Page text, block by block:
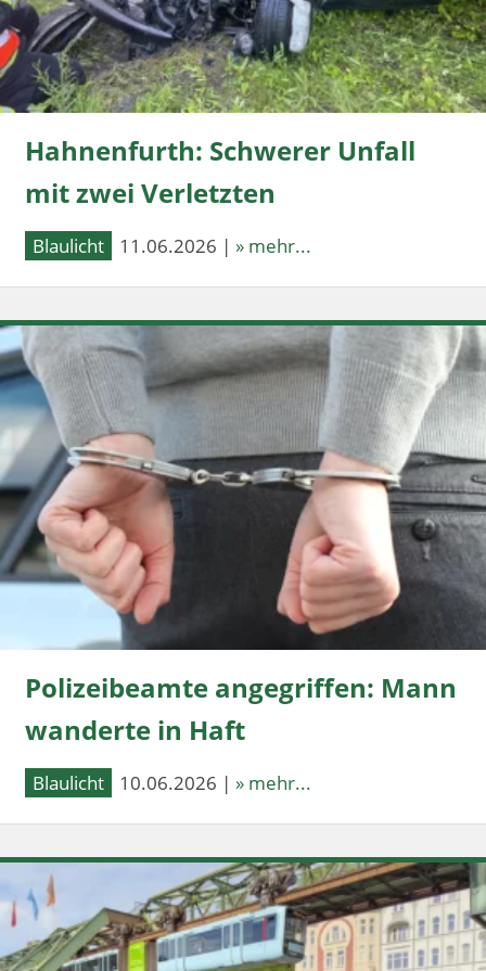
Hahnenfurth: Schwerer Unfall
mit zwei Verletzten
Blaulicht 11.06.2026 | » mehr...
Polizeibeamte angegriffen: Mann
wanderte in Haft
Blaulicht 10.06.2026 | » mehr...